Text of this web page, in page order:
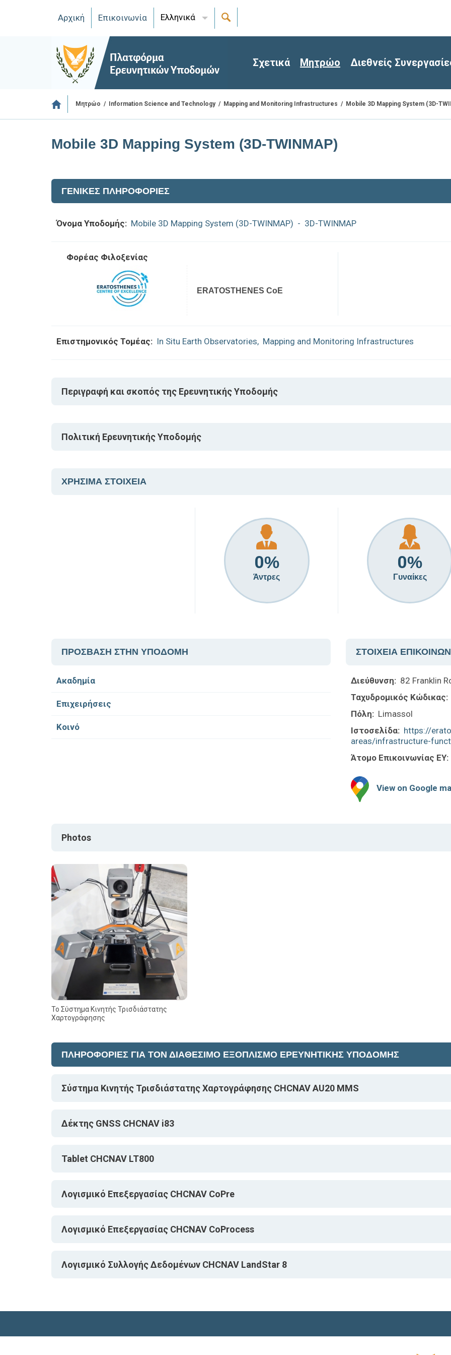
Αρχική Επικοινωνία Ελληνικά
Σχετικά Μητρώο Διεθνείς
Μητρώο / Information Science and Technology/ Mapping and Monitoring Infrastructures / Mobile 3D Mapping System (3D-
Mobile 3D Mapping System (3D-TWINMAP)
ΓΕΝΙΚΕΣ ΠΛΗΡΟΦΟΡΙΕΣ
Όνομα Υποδομής: Mobile 3D Mapping System (3D-TWINMAP) - 3D-TWINMAP
Φορέας Φιλοξενίας
ERATOSTHENES CoE
Επιστημονικός Τομέας: In Situ Earth Observatories, Mapping and Monitoring Infrastructures
Περιγραφή και σκοπός της Ερευνητικής Υποδομής
Πολιτική Ερευνητικής Υποδομής
ΧΡΗΣΙΜΑ ΣΤΟΙΧΕΙΑ
0%
Άντρες
0%
Γυναίκες
ΠΡΟΣΒΑΣΗ ΣΤΗΝ ΥΠΟΔΟΜΗ
Ακαδημία
Επιχειρήσεις
Κοινό
ΣΤΟΙΧΕΙΑ
Διεύθυνση: 82 Franklin
Ταχυδρομικός Κώδικας:
Πόλη: Limassol
Ιστοσελίδα: https://
areas/infrastructure-
Άτομο Επικοινωνίας ΕΥ:
View on Google
Photos
To Σύστημα Κινητής Τρισδιάστατης
Χαρτογράφησης
ΠΛΗΡΟΦΟΡΙΕΣ ΓΙΑ ΤΟΝ ΔΙΑΘΕΣΙΜΟ ΕΞΟΠΛΙΣΜΟ ΕΡΕΥΝΗΤΙΚΗΣ ΥΠΟΔΟΜΗΣ
Σύστημα Κινητής Τρισδιάστατης Χαρτογράφησης CHCNAV AU20 MMS
Δέκτης GNSS CHCNAV i83
Tablet CHCNAV LT800
Λογισμικό Επεξεργασίας CHCNAV CoPre
Λογισμικό Επεξεργασίας CHCNAV CoProcess
Λογισμικό Συλλογής Δεδομένων CHCNAV LandStar 8